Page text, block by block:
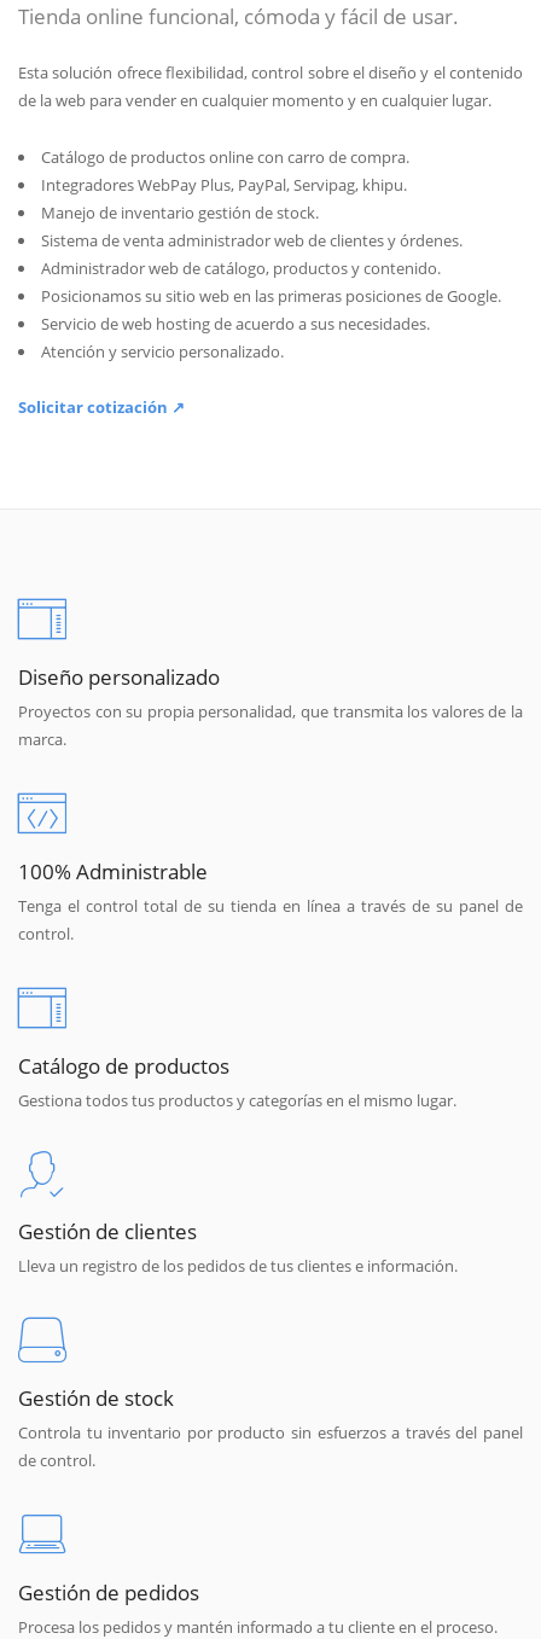
Tienda online funcional, cómoda y fácil de usar.
Esta solución ofrece flexibilidad, control sobre el diseño y el contenido
de la web para vender en cualquier momento y en cualquier lugar.
Catálogo de productos online con carro de compra.
Integradores WebPay Plus, PayPal, Servipag, khipu.
Manejo de inventario gestión de stock.
Sistema de venta administrador web de clientes y órdenes.
Administrador web de catálogo, productos y contenido.
Posicionamos su sitio web en las primeras posiciones de Google.
Servicio de web hosting de acuerdo a sus necesidades.
Atención y servicio personalizado.
Solicitar cotización ↗
Diseño personalizado
Proyectos con su propia personalidad, que transmita los valores de la
marca.
100% Administrable
Tenga el control total de su tienda en línea a través de su panel de
control.
Catálogo de productos
Gestiona todos tus productos y categorías en el mismo lugar.
Gestión de clientes
Lleva un registro de los pedidos de tus clientes e información.
Gestión de stock
Controla tu inventario por producto sin esfuerzos a través del panel
de control.
Gestión de pedidos
Procesa los pedidos y mantén informado a tu cliente en el proceso.